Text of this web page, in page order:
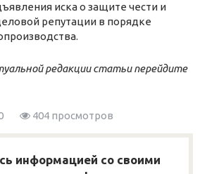
иска о защите чести и
репутации в порядке
редакции статьи перейдите
404 просмотров
информацией со своими